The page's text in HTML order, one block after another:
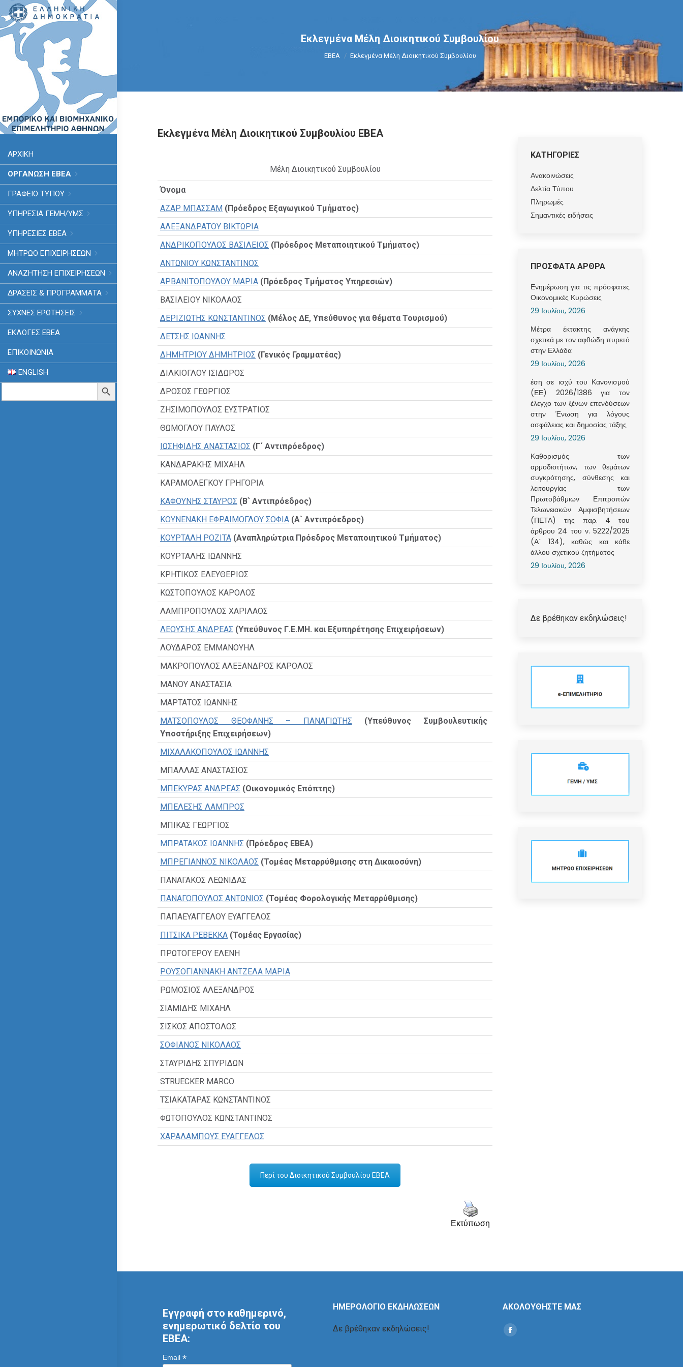
ΑΡΧΙΚΗ
ΟΡΓΑΝΩΣΗ ΕΒΕΑ
ΓΡΑΦΕΙΟ ΤΥΠΟΥ
ΥΠΗΡΕΣΊΑ ΓΕΜΗ/ΥΜΣ
ΥΠΗΡΕΣΙΕΣ ΕΒΕΑ
ΜΗΤΡΩΟ ΕΠΙΧΕΙΡΗΣΕΩΝ
ΑΝΑΖΗΤΗΣΗ ΕΠΙΧΕΙΡΗΣΕΩΝ
ΔΡΑΣΕΙΣ & ΠΡΟΓΡΑΜΜΑΤΑ
ΣΥΧΝΕΣ ΕΡΩΤΗΣΕΙΣ
ΕΚΛΟΓΈΣ ΕΒΕΑ
ΕΠΙΚΟΙΝΩΝΙΑ
ENGLISH
Search
Search Button
Εκλεγμένα Μέλη Διοικητικού Συμβουλίου
You are here:
ΕΒΕΑ Εκλεγμένα Μέλη Διοικητικού Συμβουλίου
Εκλεγμένα Μέλη Διοικητικού Συμβουλίου ΕΒΕΑ
Μέλη Διοικητικού Συμβουλίου
Όνομα
ΑΖΑΡ ΜΠΑΣΣΑΜ (Πρόεδρος Εξαγωγικού Τμήματος)
ΑΛΕΞΑΝΔΡΑΤΟΥ ΒΙΚΤΩΡΙΑ
ΑΝΔΡΙΚΟΠΟΥΛΟΣ ΒΑΣΙΛΕΙΟΣ (Πρόεδρος Μεταποιητικού Τμήματος)
ΑΝΤΩΝΙΟΥ ΚΩΝΣΤΑΝΤΙΝΟΣ
ΑΡΒΑΝΙΤΟΠΟΥΛΟΥ ΜΑΡΙΑ (Πρόεδρος Τμήματος Υπηρεσιών)
ΒΑΣΙΛΕΙΟΥ ΝΙΚΟΛΑΟΣ
ΔΕΡΙΖΙΩΤΗΣ ΚΩΝΣΤΑΝΤΙΝΟΣ (Μέλος ΔΕ, Υπεύθυνος για θέματα Τουρισμού)
ΔΕΤΣΗΣ ΙΩΑΝΝΗΣ
ΔΗΜΗΤΡΙΟΥ ΔΗΜΗΤΡΙΟΣ (Γενικός Γραμματέας)
ΔΙΛΚΙΟΓΛΟΥ ΙΣΙΔΩΡΟΣ
ΔΡΟΣΟΣ ΓΕΩΡΓΙΟΣ
ΖΗΣΙΜΟΠΟΥΛΟΣ ΕΥΣΤΡΑΤΙΟΣ
ΘΩΜΟΓΛΟΥ ΠΑΥΛΟΣ
ΙΩΣΗΦΙΔΗΣ ΑΝΑΣΤΑΣΙΟΣ (Γ΄ Αντιπρόεδρος)
ΚΑΝΔΑΡΑΚΗΣ ΜΙΧΑΗΛ
ΚΑΡΑΜΟΛΕΓΚΟΥ ΓΡΗΓΟΡΙΑ
ΚΑΦΟΥΝΗΣ ΣΤΑΥΡΟΣ (Β` Αντιπρόεδρος)
ΚΟΥΝΕΝΑΚΗ ΕΦΡΑΙΜΟΓΛΟΥ ΣΟΦΙΑ (Α` Αντιπρόεδρος)
ΚΟΥΡΤΑΛΗ ΡΟΖΙΤΑ (Αναπληρώτρια Πρόεδρος Μεταποιητικού Τμήματος)
ΚΟΥΡΤΑΛΗΣ ΙΩΑΝΝΗΣ
ΚΡΗΤΙΚΟΣ ΕΛΕΥΘΕΡΙΟΣ
ΚΩΣΤΟΠΟΥΛΟΣ ΚΑΡΟΛΟΣ
ΛΑΜΠΡΟΠΟΥΛΟΣ ΧΑΡΙΛΑΟΣ
ΛΕΟΥΣΗΣ ΑΝΔΡΕΑΣ (Υπεύθυνος Γ.Ε.ΜΗ. και Εξυπηρέτησης Επιχειρήσεων)
ΛΟΥΔΑΡΟΣ ΕΜΜΑΝΟΥΗΛ
ΜΑΚΡΟΠΟΥΛΟΣ ΑΛΕΞΑΝΔΡΟΣ ΚΑΡΟΛΟΣ
ΜΑΝΟΥ ΑΝΑΣΤΑΣΙΑ
ΜΑΡΤΑΤΟΣ ΙΩΑΝΝΗΣ
ΜΑΤΣΟΠΟΥΛΟΣ ΘΕΟΦΑΝΗΣ – ΠΑΝΑΓΙΩΤΗΣ
(Υπεύθυνος Συμβουλευτικής
Υποστήριξης Επιχειρήσεων)
ΜΙΧΑΛΑΚΟΠΟΥΛΟΣ ΙΩΑΝΝΗΣ
ΜΠΑΛΛΑΣ ΑΝΑΣΤΑΣΙΟΣ
ΜΠΕΚΥΡΑΣ ΑΝΔΡΕΑΣ (Οικονομικός Επόπτης)
ΜΠΕΛΕΣΗΣ ΛΑΜΠΡΟΣ
ΜΠΙΚΑΣ ΓΕΩΡΓΙΟΣ
ΜΠΡΑΤΑΚΟΣ ΙΩΑΝΝΗΣ (Πρόεδρος ΕΒΕΑ)
ΜΠΡΕΓΙΑΝΝΟΣ ΝΙΚΟΛΑΟΣ (Τομέας Μεταρρύθμισης στη Δικαιοσύνη)
ΠΑΝΑΓΑΚΟΣ ΛΕΩΝΙΔΑΣ
ΠΑΝΑΓΟΠΟΥΛΟΣ ΑΝΤΩΝΙΟΣ (Τομέας Φορολογικής Μεταρρύθμισης)
ΠΑΠΑΕΥΑΓΓΕΛΟΥ ΕΥΑΓΓΕΛΟΣ
ΠΙΤΣΙΚΑ ΡΕΒΕΚΚΑ (Τομέας Εργασίας)
ΠΡΩΤΟΓΕΡΟΥ ΕΛΕΝΗ
ΡΟΥΣΟΓΙΑΝΝΑΚΗ ΑΝΤΖΕΛΑ ΜΑΡΙΑ
ΡΩΜΟΣΙΟΣ ΑΛΕΞΑΝΔΡΟΣ
ΣΙΑΜΙΔΗΣ ΜΙΧΑΗΛ
ΣΙΣΚΟΣ ΑΠΟΣΤΟΛΟΣ
ΣΟΦΙΑΝΟΣ ΝΙΚΟΛΑΟΣ
ΣΤΑΥΡΙΔΗΣ ΣΠΥΡΙΔΩΝ
STRUECKER MARCO
ΤΣΙΑΚΑΤΑΡΑΣ ΚΩΝΣΤΑΝΤΙΝΟΣ
ΦΩΤΟΠΟΥΛΟΣ ΚΩΝΣΤΑΝΤΙΝΟΣ
ΧΑΡΑΛΑΜΠΟΥΣ ΕΥΑΓΓΕΛΟΣ
Περί του Διοικητικού Συμβουλίου ΕΒΕΑ
Εκτύπωση
ΚΑΤΗΓΟΡΙΕΣ
Ανακοινώσεις
Δελτία Τύπου
Πληρωμές
Σημαντικές ειδήσεις
ΠΡΟΣΦΑΤΑ ΑΡΘΡΑ
Ενημέρωση για τις πρόσφατες
Οικονομικές Κυρώσεις
29 Ιουλίου, 2026
Μέτρα έκτακτης ανάγκης
σχετικά με τον αφθώδη πυρετό
στην Ελλάδα
29 Ιουλίου, 2026
έση σε ισχύ του Κανονισμού
(ΕΕ) 2026/1386 για τον
έλεγχο των ξένων επενδύσεων
στην Ένωση για λόγους
ασφάλειας και δημοσίας τάξης
29 Ιουλίου, 2026
Καθορισμός των
αρμοδιοτήτων, των θεμάτων
συγκρότησης, σύνθεσης και
λειτουργίας των
Πρωτοβάθμιων Επιτροπών
Τελωνειακών Αμφισβητήσεων
(ΠΕΤΑ) της παρ. 4 του
άρθρου 24 του ν. 5222/2025
(Α΄ 134), καθώς και κάθε
άλλου σχετικού ζητήματος
29 Ιουλίου, 2026
Δε βρέθηκαν εκδηλώσεις!
Εγγραφή στο καθημερινό,
ενημερωτικό δελτίο του
ΕΒΕΑ:
Email *
ΗΜΕΡΟΛΟΓΙΟ ΕΚΔΗΛΩΣΕΩΝ
Δε βρέθηκαν εκδηλώσεις!
ΑΚΟΛΟΥΘΗΣΤΕ ΜΑΣ
Find us on:
Social